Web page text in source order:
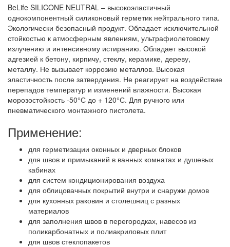
BeLife SILICONE NEUTRAL – высокоэластичный
однокомпонентный силиконовый герметик нейтрального типа.
Экологически безопасный продукт. Обладает исключительной
стойкостью к атмосферным явлениям, ультрафиолетовому
излучению и интенсивному истиранию. Обладает высокой
адгезией к бетону, кирпичу, стеклу, керамике, дереву,
металлу. Не вызывает коррозию металлов. Высокая
эластичность после затвердения. Не реагирует на воздействие
перепадов температур и изменений влажности. Высокая
морозостойкость -50°С до + 120°С. Для ручного или
пневматического монтажного пистолета.
Применение:
для герметизации оконных и дверных блоков
для швов и примыканий в ванных комнатах и душевых
кабинах
для систем кондиционирования воздуха
для облицовачных покрытий внутри и снаружи домов
для кухонных раковин и столешниц с разных
материалов
для заполнения швов в перегородках, навесов из
поликарбонатных и полиакриловых плит
для швов стеклопакетов